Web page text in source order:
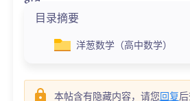
目录摘要
洋葱数学（高中数学）
本帖含有隐藏内容，请您回复